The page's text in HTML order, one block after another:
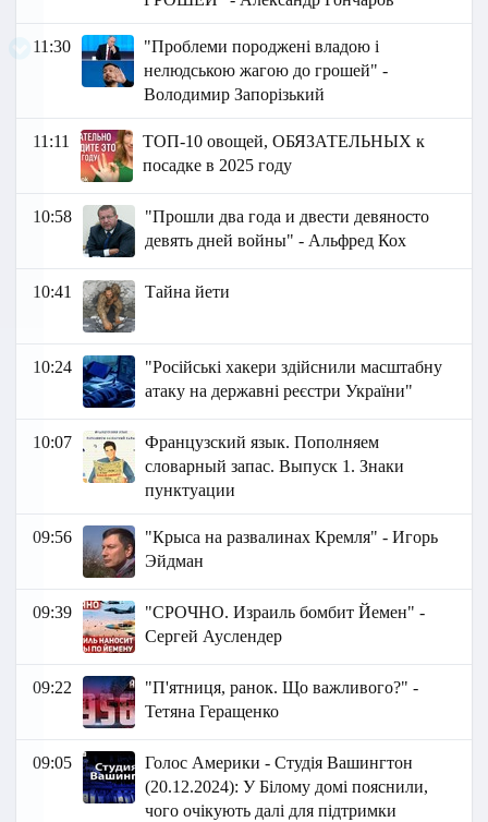
11:30
"Проблеми породжені владою і
нелюдською жагою до грошей" -
Володимир Запорізький
11:11
ТОП-10 овощей, ОБЯЗАТЕЛЬНЫХ к
посадке в 2025 году
10:58
"Прошли два года и двести девяносто
девять дней войны" - Альфред Кох
10:41 Тайна йети
10:24
"Російські хакери здійснили масштабну
атаку на державні реєстри України"
10:07
Французский язык. Пополняем
словарный запас. Выпуск 1. Знаки
пунктуации
09:56
"Крыса на развалинах Кремля" - Игорь
Эйдман
09:39
"СРОЧНО. Израиль бомбит Йемен" -
Сергей Ауслендер
09:22
"П'ятниця, ранок. Що важливого?" -
Тетяна Геращенко
09:05
Голос Америки - Студія Вашингтон
(20.12.2024): У Білому домі пояснили,
чого очікують далі для підтримки